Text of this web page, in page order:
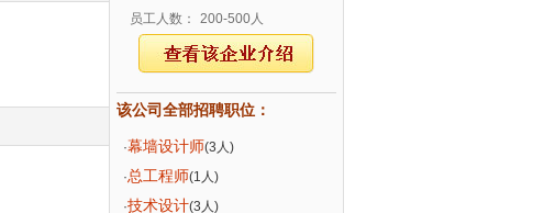
员工人数：
200-500人
该公司全部招聘职位：
·幕墙设计师(3人)
·总工程师(1人)
·技术设计(3人)